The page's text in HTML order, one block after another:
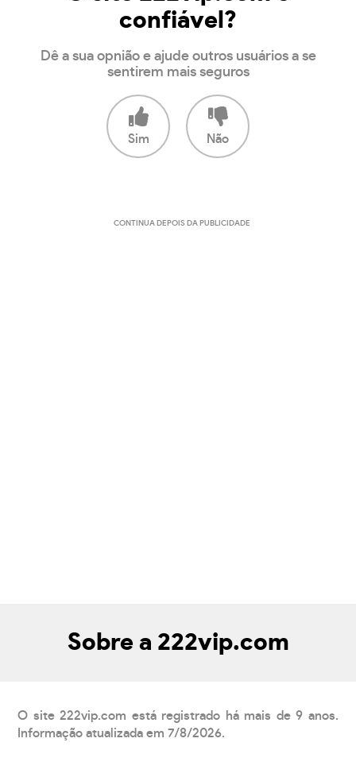
confiável?
Dê a sua opnião e ajude outros usuários a se
sentirem mais seguros
Sim Não
CONTINUA DEPOIS DA PUBLICIDADE
Sobre a 222vip.com
O site 222vip.com está registrado há mais de 9 anos.
Informação atualizada em 7/8/2026.